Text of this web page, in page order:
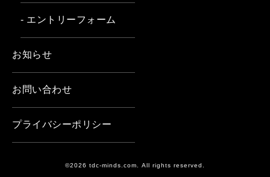
- エントリーフォーム
お知らせ
お問い合わせ
プライバシーポリシー
©2026 tdc-minds.com. All rights reserved.